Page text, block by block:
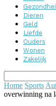
Dieren
Geld
Liefde
Ouders
Wonen
Zakelijk
Home Sports
overwinning na